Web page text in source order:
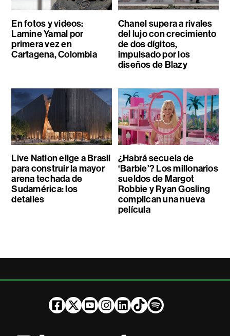
En fotos y videos:
Lamine Yamal por
primera vez en
Cartagena, Colombia
Chanel supera a rivales
del lujo con crecimiento
de dos dígitos,
impulsado por los
diseños de Blazy
Live Nation elige a Brasil
para construir la mayor
arena techada de
Sudamérica: los
detalles
¿Habrá secuela de
‘Barbie’? Los millonarios
sueldos de Margot
Robbie y Ryan Gosling
complican una nueva
película